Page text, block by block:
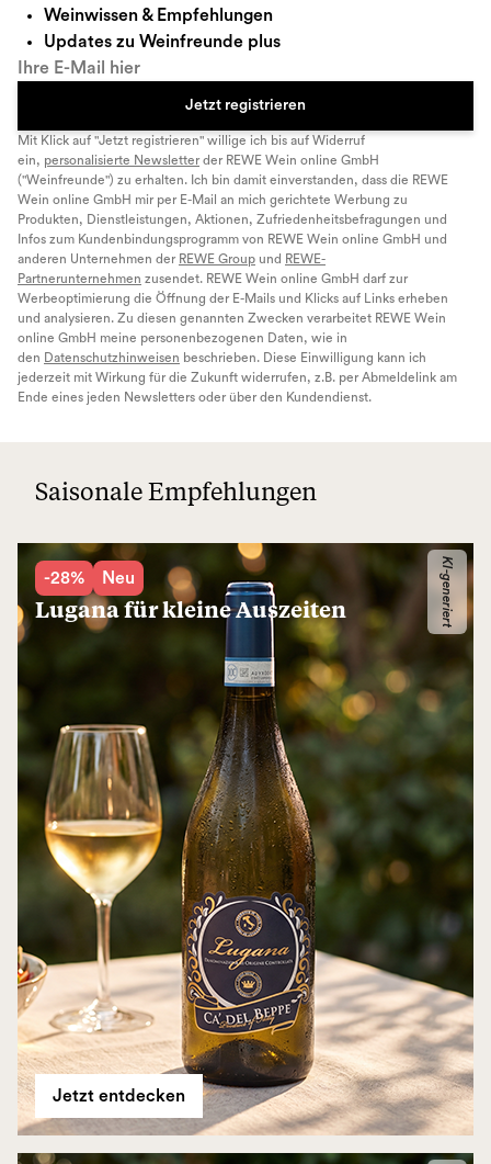
Weinwissen & Empfehlungen
Updates zu Weinfreunde plus
Ihre E-Mail hier
Jetzt registrieren
Mit Klick auf "Jetzt registrieren" willige ich bis auf Widerruf
ein, personalisierte Newsletter der REWE Wein online GmbH
("Weinfreunde") zu erhalten. Ich bin damit einverstanden, dass die REWE
Wein online GmbH mir per E-Mail an mich gerichtete Werbung zu
Produkten, Dienstleistungen, Aktionen, Zufriedenheitsbefragungen und
Infos zum Kundenbindungsprogramm von REWE Wein online GmbH und
anderen Unternehmen der REWE Group und REWE-
Partnerunternehmen zusendet. REWE Wein online GmbH darf zur
Werbeoptimierung die Öffnung der E-Mails und Klicks auf Links erheben
und analysieren. Zu diesen genannten Zwecken verarbeitet REWE Wein
online GmbH meine personenbezogenen Daten, wie in
den Datenschutzhinweisen beschrieben. Diese Einwilligung kann ich
jederzeit mit Wirkung für die Zukunft widerrufen, z.B. per Abmeldelink am
Ende eines jeden Newsletters oder über den Kundendienst.
Saisonale Empfehlungen
-28% Neu
Lugana für kleine Auszeiten
Jetzt entdecken
KI-generiert